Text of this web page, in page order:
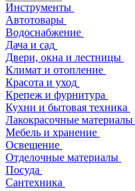
Инструменты
Автотовары
Водоснабжение
Дача и сад
Двери, окна и лестницы
Климат и отопление
Красота и уход
Крепеж и фурнитура
Кухни и бытовая техника
Лакокрасочные материалы
Мебель и хранение
Освещение
Отделочные материалы
Посуда
Сантехника